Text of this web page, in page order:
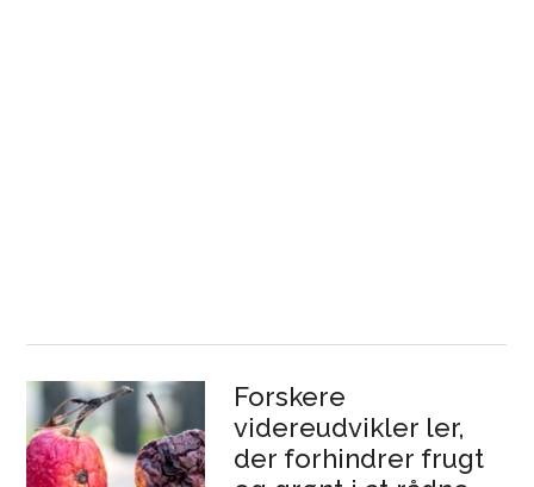
Forskere
videreudvikler ler,
der forhindrer frugt